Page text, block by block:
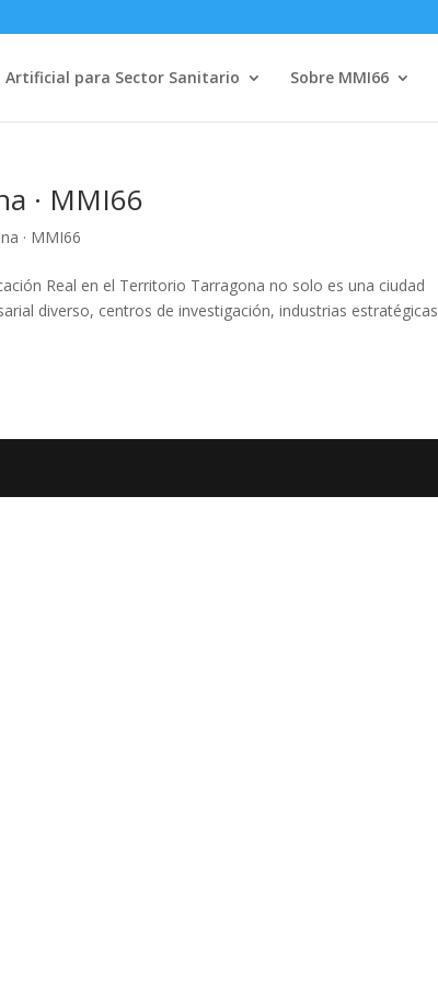
Artificial para Sector Sanitario Sobre MMI66
· MMI66
· MMI66
Real en el Territorio Tarragona no solo es una ciudad
diverso, centros de investigación, industrias estratégicas